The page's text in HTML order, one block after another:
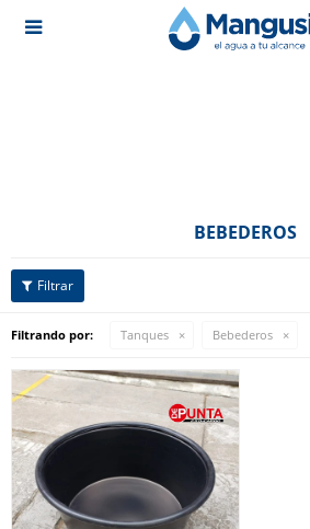

BEBEDEROS
Filtrando por: Tanques Bebederos